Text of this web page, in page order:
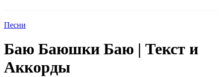
Песни
Баю Баюшки Баю | Текст и
Аккорды